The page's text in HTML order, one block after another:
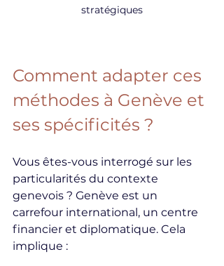
stratégiques
Comment adapter ces
méthodes à Genève et
ses spécificités ?
Vous êtes-vous interrogé sur les
particularités du contexte
genevois ? Genève est un
carrefour international, un centre
financier et diplomatique. Cela
implique :